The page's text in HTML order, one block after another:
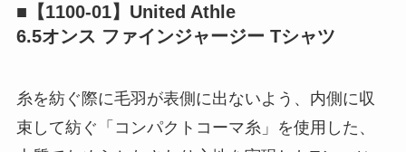
■【1100-01】United Athle
6.5オンス ファインジャージー Tシャツ
糸を紡ぐ際に毛羽が表側に出ないよう、内側に収
束して紡ぐ「コンパクトコーマ糸」を使用した、